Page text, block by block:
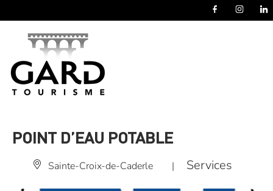
POINT D’EAU POTABLE
Sainte-Croix-de-Caderle | Services